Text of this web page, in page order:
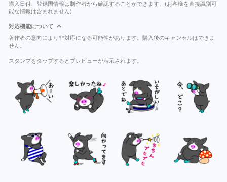
購入日付、登録国情報は制作者から確認することができます。(お客様を直接識別可
能な情報は含まれません)
対応機能について
著作者の意向により非対応になる可能性があります。購入後のキャンセルはできま
せん。
スタンプをタップするとプレビューが表示されます。